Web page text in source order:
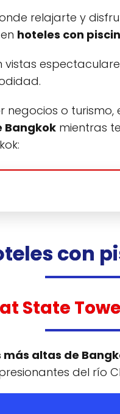
relajarte y
hoteles con
vistas
negocios o
Bangkok mientras
con
State
más altas de
del río